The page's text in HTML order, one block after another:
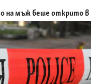
на мъж беше открито в